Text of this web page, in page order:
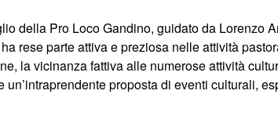
della Pro Loco Gandino, guidato da Lorenzo
rese parte attiva e preziosa nelle attività
la vicinanza fattiva alle numerose attività
proposta di eventi culturali,